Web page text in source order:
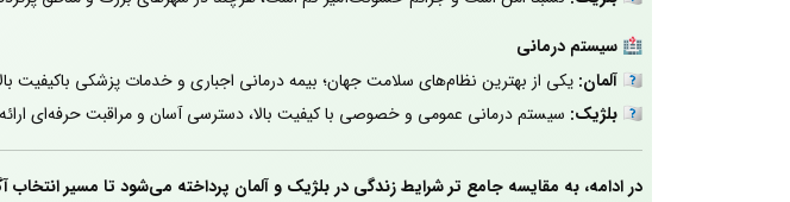
🏥 سیستم درمانی
🇩🇪 آلمان: یکی از بهترین نظام‌های سلامت جهان؛ بیمه درمانی اجباری و خدمات پزشکی باکیفیت
🇧🇪 بلژیک: سیستم درمانی عمومی و خصوصی با کیفیت بالا، دسترسی آسان و مراقبت حرفه‌ای
در ادامه، به مقایسه جامع تر شرایط زندگی در بلژیک و آلمان پرداخته می‌شود تا مسیر انتخاب